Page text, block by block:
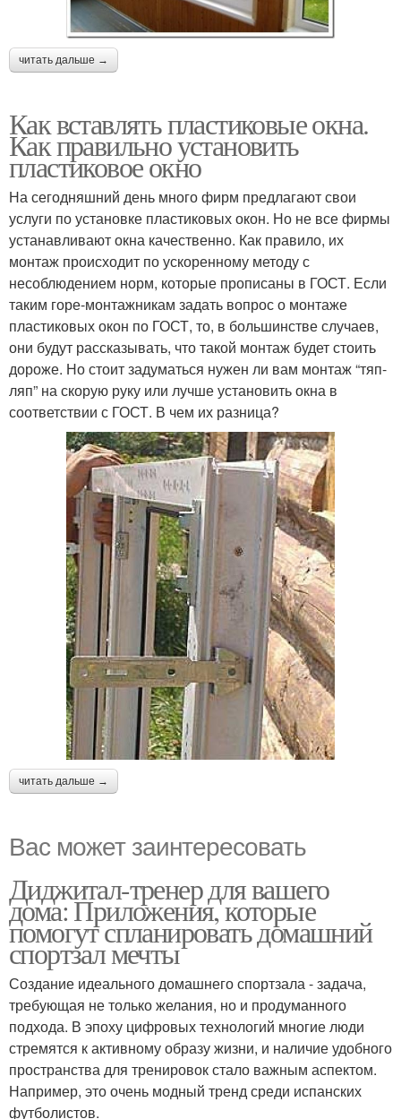
читать дальше →
Как вставлять пластиковые окна.
Как правильно установить
пластиковое окно
На сегодняшний день много фирм предлагают свои
услуги по установке пластиковых окон. Но не все фирмы
устанавливают окна качественно. Как правило, их
монтаж происходит по ускоренному методу с
несоблюдением норм, которые прописаны в ГОСТ. Если
таким горе-монтажникам задать вопрос о монтаже
пластиковых окон по ГОСТ, то, в большинстве случаев,
они будут рассказывать, что такой монтаж будет стоить
дороже. Но стоит задуматься нужен ли вам монтаж “тяп-
ляп” на скорую руку или лучше установить окна в
соответствии с ГОСТ. В чем их разница?
читать дальше →
Вас может заинтересовать
Диджитал-тренер для вашего
дома: Приложения, которые
помогут спланировать домашний
спортзал мечты
Создание идеального домашнего спортзала - задача,
требующая не только желания, но и продуманного
подхода. В эпоху цифровых технологий многие люди
стремятся к активному образу жизни, и наличие удобного
пространства для тренировок стало важным аспектом.
Например, это очень модный тренд среди испанских
футболистов.